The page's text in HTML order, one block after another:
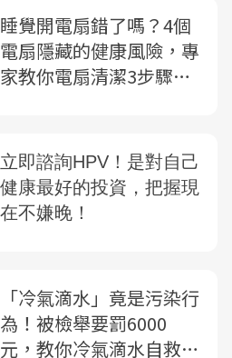
睡覺開電扇錯了嗎？4個
電扇隱藏的健康風險，專
家教你電扇清潔3步驟，
「冷氣滴水」竟是污染行
為！被檢舉要罰6000
元，教你冷氣滴水自救5